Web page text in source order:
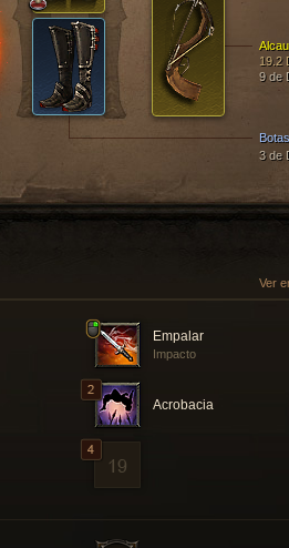
3 de
19.2
9 de
Ver
Empalar
Impacto
Acrobacia